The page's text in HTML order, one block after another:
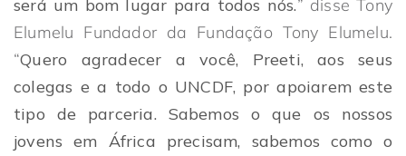
será um bom lugar para todos nós.” disse Tony
Elumelu Fundador da Fundação Tony Elumelu.
“Quero agradecer a você, Preeti, aos seus
colegas e a todo o UNCDF, por apoiarem este
tipo de parceria. Sabemos o que os nossos
jovens em África precisam, sabemos como o